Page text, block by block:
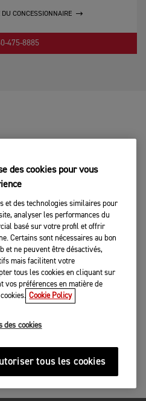
DU CONCESSIONNAIRE
475-8885
des cookies pour vous
et des technologies similaires pour
analyser les performances du
basé sur votre profil et offrir
Certains sont nécessaires au bon
et ne peuvent être désactivés,
mais facilitent votre
tous les cookies en cliquant sur
vos préférences en matière de
Cookie Policy
des cookies
tous les cookies